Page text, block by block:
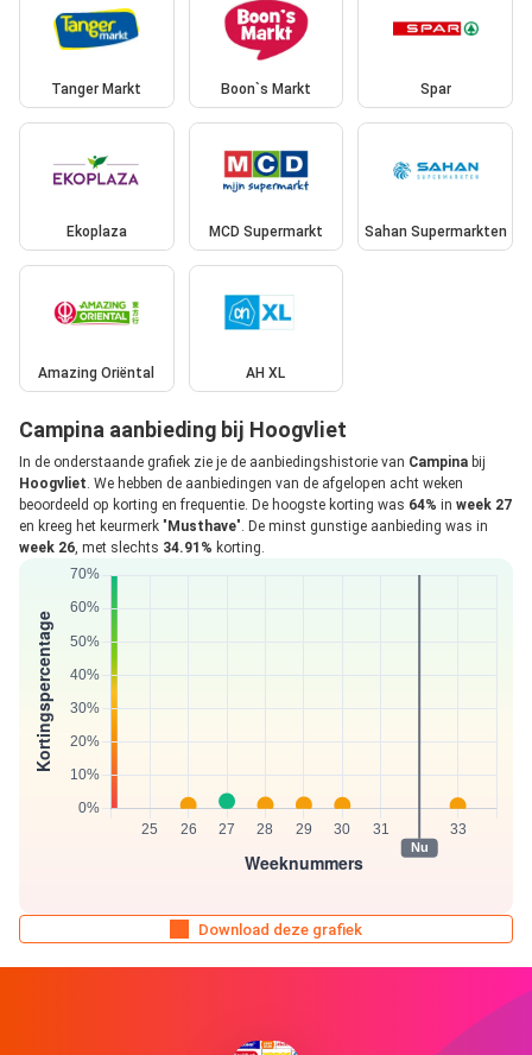
Tanger Markt Boon`s Markt Spar
Ekoplaza MCD Supermarkt Sahan Supermarkten
Amazing Oriëntal AH XL
Campina aanbieding bij Hoogvliet
In de onderstaande grafiek zie je de aanbiedingshistorie van Campina bij
Hoogvliet. We hebben de aanbiedingen van de afgelopen acht weken
beoordeeld op korting en frequentie. De hoogste korting was 64% in week 27
en kreeg het keurmerk " Musthave". De minst gunstige aanbieding was in
week 26, met slechts 34.91% korting.
Download deze grafiek